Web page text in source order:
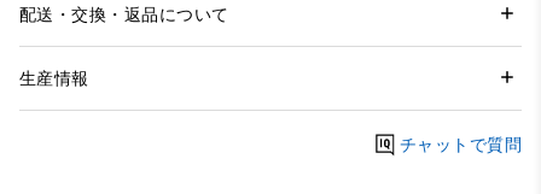
配送・交換・返品について
生産情報
チャットで質問